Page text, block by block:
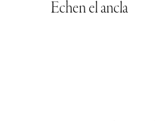
Echen el ancla